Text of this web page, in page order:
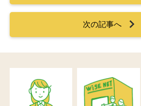
次の記事へ